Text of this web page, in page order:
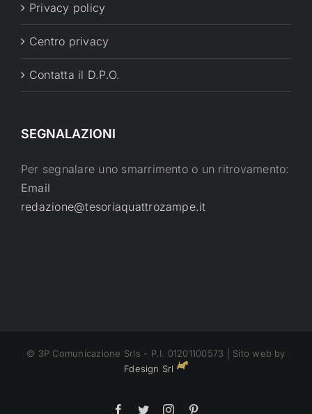
Privacy policy
Centro privacy
Contatta il D.P.O.
SEGNALAZIONI
Per segnalare uno smarrimento o un ritrovamento:
Email
redazione@tesoriaquattrozampe.it
© 3P Comunicazione Srls - P.I. 01201100573 | Sito web by
Fdesign Srl
Facebook
TwitterInstagram